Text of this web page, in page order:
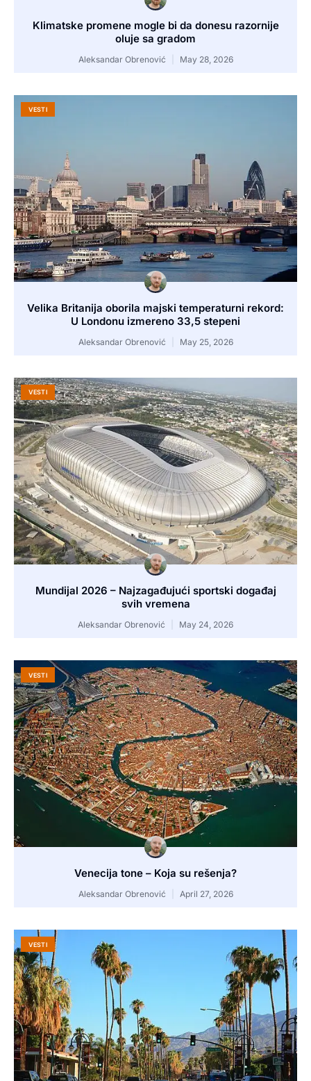
Klimatske promene mogle bi da donesu razornije
oluje sa gradom
Aleksandar Obrenović May 28, 2026
VESTI
Velika Britanija oborila majski temperaturni rekord:
U Londonu izmereno 33,5 stepeni
Aleksandar Obrenović May 25, 2026
VESTI
Mundijal 2026 – Najzagađujući sportski događaj
svih vremena
Aleksandar Obrenović May 24, 2026
VESTI
Venecija tone – Koja su rešenja?
Aleksandar Obrenović April 27, 2026
VESTI